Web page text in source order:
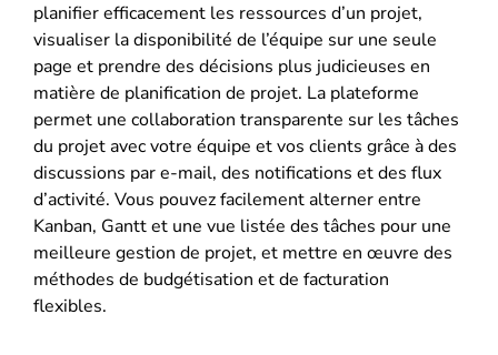
planifier efficacement les ressources d’un projet,
visualiser la disponibilité de l’équipe sur une seule
page et prendre des décisions plus judicieuses en
matière de planification de projet. La plateforme
permet une collaboration transparente sur les tâches
du projet avec votre équipe et vos clients grâce à des
discussions par e-mail, des notifications et des flux
d’activité. Vous pouvez facilement alterner entre
Kanban, Gantt et une vue listée des tâches pour une
meilleure gestion de projet, et mettre en œuvre des
méthodes de budgétisation et de facturation
flexibles.